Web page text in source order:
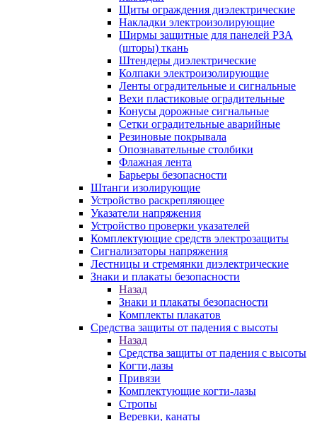
Щиты ограждения диэлектрические
Накладки электроизолирующие
Ширмы защитные для панелей РЗА
(шторы) ткань
Штендеры диэлектрические
Колпаки электроизолирующие
Ленты оградительные и сигнальные
Вехи пластиковые оградительные
Конусы дорожные сигнальные
Сетки оградительные аварийные
Резиновые покрывала
Опознавательные столбики
Флажная лента
Барьеры безопасности
Штанги изолирующие
Устройство раскрепляющее
Указатели напряжения
Устройство проверки указателей
Комплектующие средств электрозащиты
Сигнализаторы напряжения
Лестницы и стремянки диэлектрические
Знаки и плакаты безопасности
Назад
Знаки и плакаты безопасности
Комплекты плакатов
Средства защиты от падения с высоты
Назад
Средства защиты от падения с высоты
Когти,лазы
Привязи
Комплектующие когти-лазы
Стропы
Веревки, канаты